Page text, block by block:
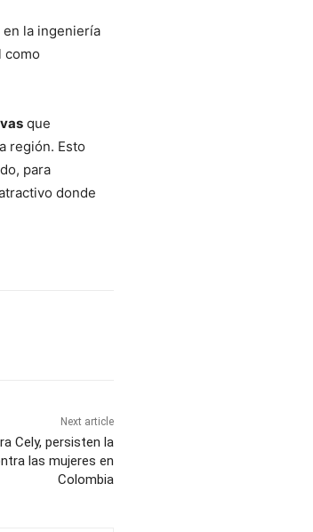
la ingeniería
como
que
región. Esto
para
donde
Next article
Cely, persisten la
las mujeres en
Colombia